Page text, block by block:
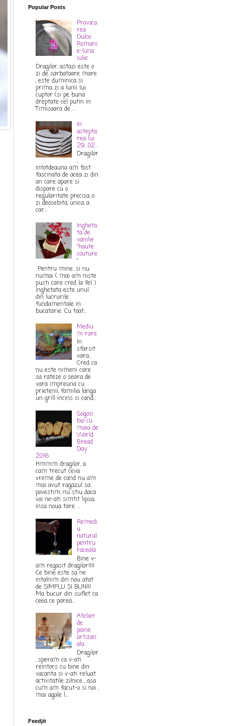
Popular Posts
Provoca
rea
Dulce
Romani
e-luna
iulie
Dragilor, astazi este o
zi de sarbatoare mare
, este duminica si
prima zi a lunii lui
cuptor (si pe buna
dreptate cel putin in
Timisoara de ...
In
astepta
rea lui
29...02...
Dragilor
,
intotdeauna am fost
fascinata de acea zi din
an care apare si
dispare cu o
regularitate precisa, o
zi deosebita, unica, a
car...
Ingheta
ta de
vanilie
"haute
couture
"
Pentru mine...si nu
numai ( mai am niste
pusti care cred la fel )
inghetata este unul
din lucrurile
fundamentale in
bucatarie. Cu toat...
Mediu
m rare
In
sfarsit
vara...
Cred ca
nu este nimeni care
sa rateze o seara de
vara impreuna cu
prietenii, familia langa
un grill incins si cand...
Gogosi
bio cu
maia de
World
Bread
Day
2016
Hmmm dragilor, a
cam trecut ceva
vreme de cand nu am
mai avut ragazul sa
povestim, nu stiu daca
voi ne-ati simtit lipsa,
insa noua tare ...
Remedi
u
natural
pentru
raceala
Bine v-
am regasit dragilor!!!!
Ce bine este sa ne
intalnim din nou atat
de SIMPLU SI BUN!!!
Ma bucur din suflet ca
ceea ce parea...
Atelier
de
paine
artizan
ala
Dragilor
, speram ca v-ati
reintors cu bine din
vacanta si v-ati reluat
activitatile zilnice , asa
cum am facut-o si noi ,
mai agale l...
Feedjit